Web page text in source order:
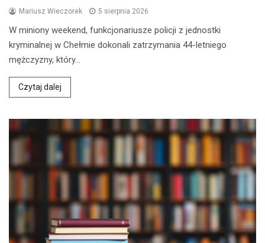
Mariusz Wieczorek 5 sierpnia 2026
W miniony weekend, funkcjonariusze policji z jednostki
kryminalnej w Chełmie dokonali zatrzymania 44-letniego
mężczyzny, który…
Czytaj dalej